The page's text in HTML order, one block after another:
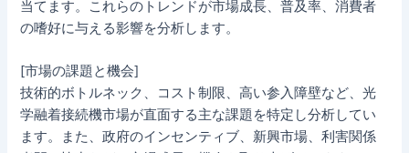
当てます。これらのトレンドが市場成長、普及率、消費者
の嗜好に与える影響を分析します。
[市場の課題と機会]
技術的ボトルネック、コスト制限、高い参入障壁など、光
学融着接続機市場が直面する主な課題を特定し分析してい
ます。また、政府のインセンティブ、新興市場、利害関係